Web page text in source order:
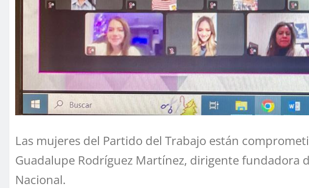
Las mujeres del Partido del Trabajo están
Guadalupe Rodríguez Martínez, dirigente fundadora
Nacional.